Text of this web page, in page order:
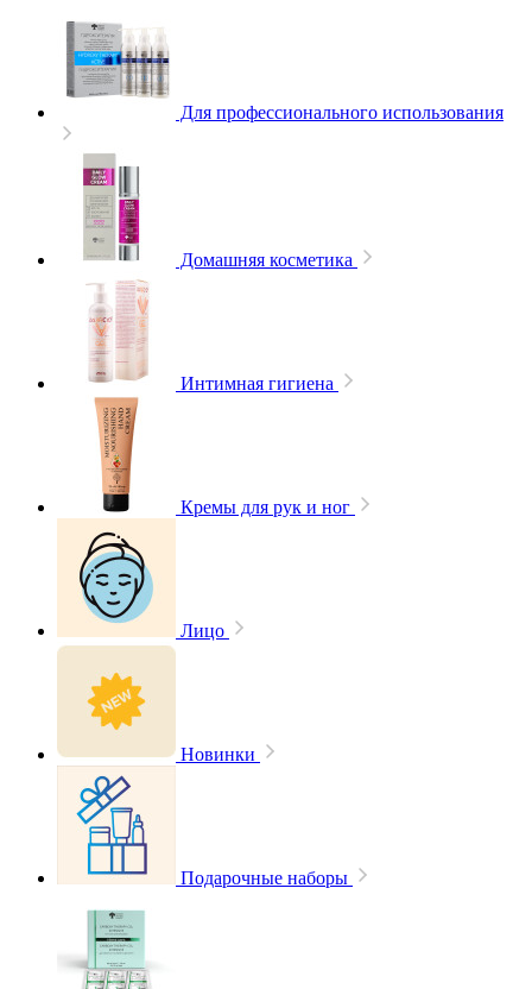
Для профессионального использования
Домашняя косметика
Интимная гигиена
Кремы для рук и ног
Лицо
Новинки
Подарочные наборы